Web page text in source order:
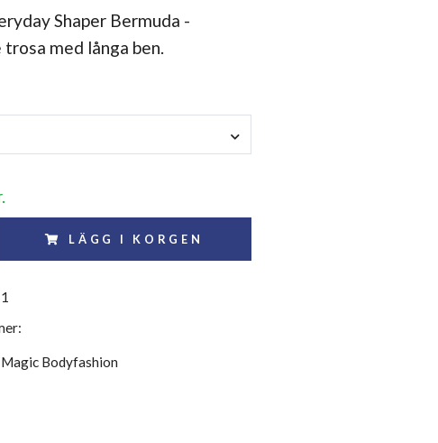
Shaper Bermuda -
med långa ben.
LÄGG I KORGEN
1
Magic Bodyfashion